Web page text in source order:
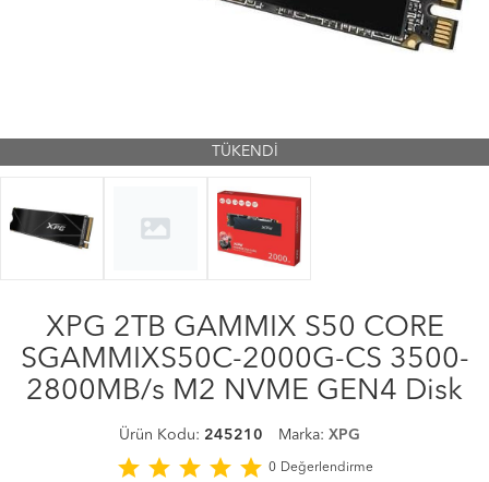
TÜKENDİ
XPG 2TB GAMMIX S50 CORE
SGAMMIXS50C-2000G-CS 3500-
2800MB/s M2 NVME GEN4 Disk
Ürün Kodu: 245210 Marka: XPG
star star star star star 0 Değerlendirme